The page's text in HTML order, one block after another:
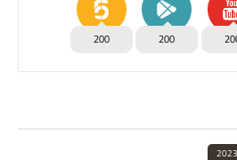
200
200